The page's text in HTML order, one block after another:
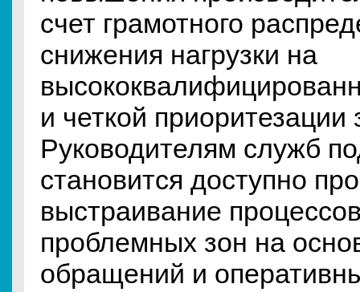
счет грамотного
снижения нагрузки на
и четкой приоритезации
Руководителям служб
становится доступно
выстраивание
проблемных зон на
обращений и